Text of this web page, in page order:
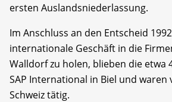
ersten Auslandsniederlassung.
Im Anschluss an den Entscheid
internationale Geschäft in die
Walldorf zu holen, blieben die etwa
SAP International in Biel und waren
Schweiz tätig.